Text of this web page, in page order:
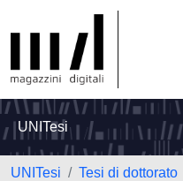
UNITesi
UNITesi
Tesi di dottorato